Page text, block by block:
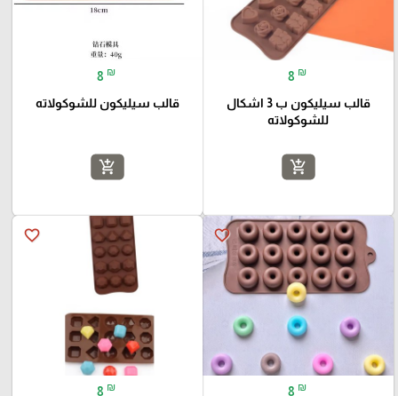
8 ₪
قالب سيليكون ب 3 اشكال
للشوكولاته
add_shopping_cart
8 ₪
قالب سيليكون للشوكولاته
add_shopping_cart
favorite_border
8 ₪
favorite_border
8 ₪